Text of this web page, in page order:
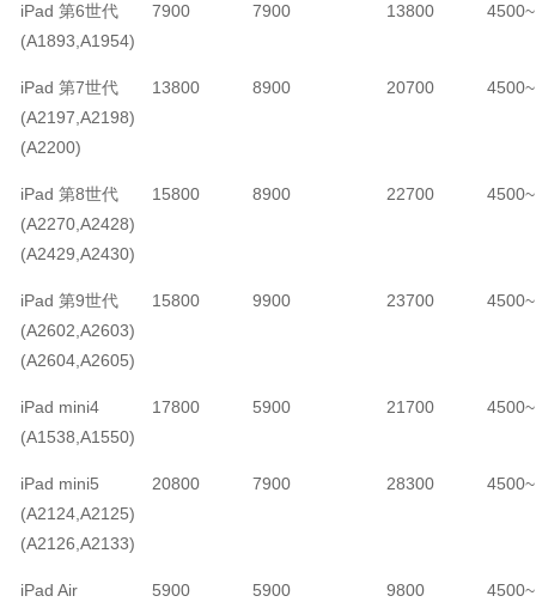
iPad 第6世代
(A1893,A1954)
7900 7900 13800 4500~
iPad 第7世代
(A2197,A2198)
(A2200)
13800 8900 20700 4500~
iPad 第8世代
(A2270,A2428)
(A2429,A2430)
15800 8900 22700 4500~
iPad 第9世代
(A2602,A2603)
(A2604,A2605)
15800 9900 23700 4500~
iPad mini4
(A1538,A1550)
17800 5900 21700 4500~
iPad mini5
(A2124,A2125)
(A2126,A2133)
20800 7900 28300 4500~
iPad Air
5900 5900 9800 4500~